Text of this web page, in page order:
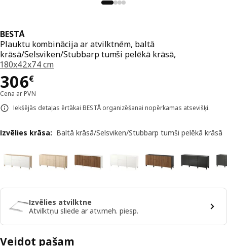
BESTÅ
Plauktu kombinācija ar atvilktnēm, baltā
krāsā/Selsviken/Stubbarp tumši pelēkā krāsā,
180x42x74 cm
306€
Cena 306€
Cena ar PVN
Iekšējās detaļas ērtākai BESTÅ organizēšanai nopērkamas atsevišķi.
Izvēlies krāsa: Baltā krāsā/Selsviken/Stubbarp tumši pelēkā krāsā
Izvēlies atvilktne
Atvilktņu sliede ar atv.meh. piesp.
Veidot pašam